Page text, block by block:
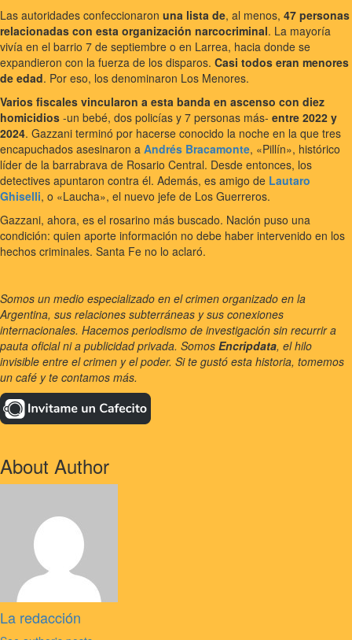
Las autoridades confeccionaron una lista de, al menos, 47 personas
relacionadas con esta organización narcocriminal. La mayoría
vivía en el barrio 7 de septiembre o en Larrea, hacia donde se
expandieron con la fuerza de los disparos. Casi todos eran menores
de edad. Por eso, los denominaron Los Menores.
Varios fiscales vincularon a esta banda en ascenso con diez
homicidios -un bebé, dos policías y 7 personas más- entre 2022 y
2024. Gazzani terminó por hacerse conocido la noche en la que tres
encapuchados asesinaron a Andrés Bracamonte, «Pillín», histórico
líder de la barrabrava de Rosario Central. Desde entonces, los
detectives apuntaron contra él. Además, es amigo de Lautaro
Ghiselli, o «Laucha», el nuevo jefe de Los Guerreros.
Gazzani, ahora, es el rosarino más buscado. Nación puso una
condición: quien aporte información no debe haber intervenido en los
hechos criminales. Santa Fe no lo aclaró.
Somos un medio especializado en el crimen organizado en la
Argentina, sus relaciones subterráneas y sus conexiones
internacionales. Hacemos periodismo de investigación sin recurrir a
pauta oficial ni a publicidad privada. Somos Encripdata, el hilo
invisible entre el crimen y el poder. Si te gustó esta historia, tomemos
un café y te contamos más.
About Author
La redacción